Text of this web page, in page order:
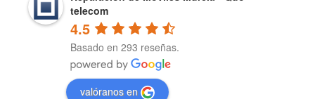
telecom
4.5
Basado en 293 reseñas.
valóranos en